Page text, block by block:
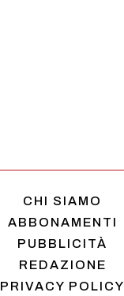
CHI SIAMO
ABBONAMENTI
PUBBLICITÀ
REDAZIONE
PRIVACY POLICY